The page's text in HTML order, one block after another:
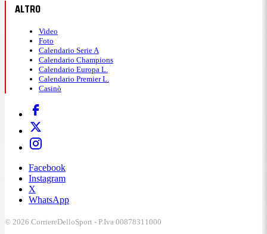
ALTRO
Video
Foto
Calendario Serie A
Calendario Champions
Calendario Europa L.
Calendario Premier L.
Casinò
Facebook
Instagram
X
WhatsApp
© 2026 CorriereDelloSport - P.Iva 00878311000